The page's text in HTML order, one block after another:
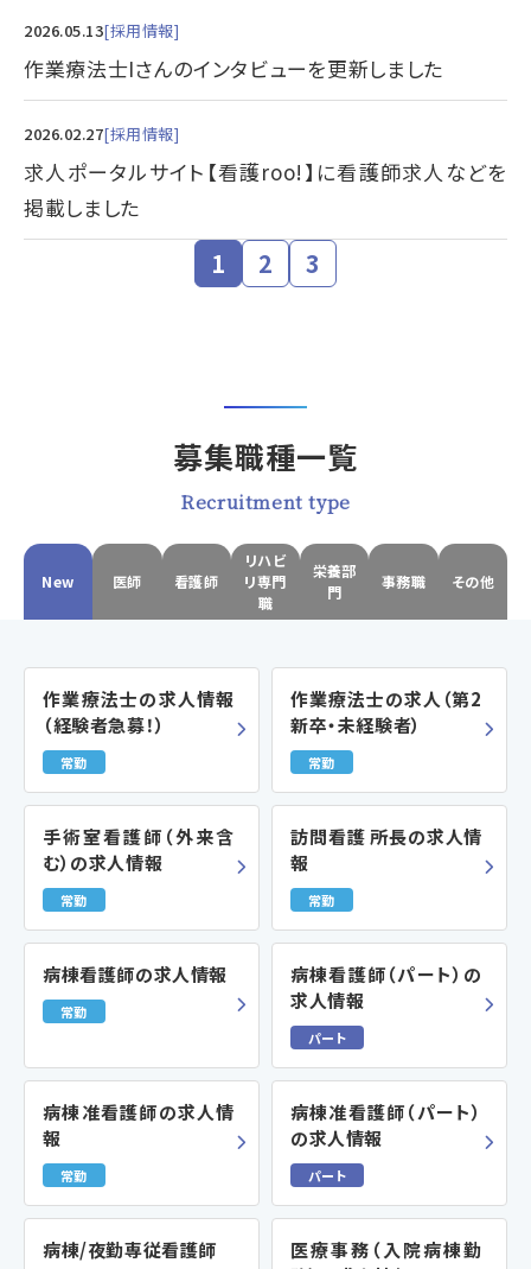
2026.05.13 採用情報
作業療法士Iさんのインタビューを更新しました
2026.02.27 採用情報
求人ポータルサイト【看護roo!】に看護師求人などを
掲載しました
1 2 3
募集職種一覧
Recruitment type
New 医師 看護師
リハビ
リ専門
職
栄養部
門
事務職 その他
作業療法士の求人情報
（経験者急募！）
常勤
作業療法士の求人（第2
新卒・未経験者）
常勤
手術室看護師（外来含
む）の求人情報
常勤
訪問看護 所長の求人情
報
常勤
病棟看護師の求人情報
常勤
病棟看護師（パート）の
求人情報
パート
病棟准看護師の求人情
報
常勤
病棟准看護師（パート）
の求人情報
パート
病棟/夜勤専従看護師
医療事務（入院病棟勤